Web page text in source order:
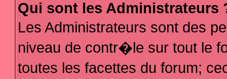
Qui sont les Administrateurs
Les Administrateurs sont des
niveau de contr�le sur tout le
toutes les facettes du forum;